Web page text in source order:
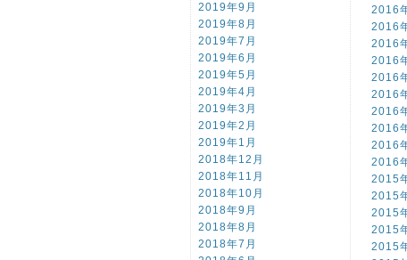
2019年9月
2019年8月
2019年7月
2019年6月
2019年5月
2019年4月
2019年3月
2019年2月
2019年1月
2018年12月
2018年11月
2018年10月
2018年9月
2018年8月
2018年7月
2016
2016
2016
2016
2016
2016
2016
2016
2016
2016
2015
2015
2015
2015
2015